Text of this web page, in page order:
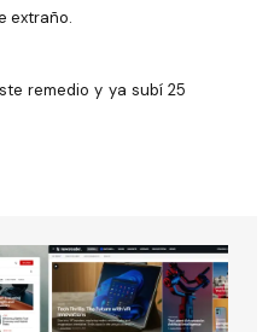
extraño.
remedio y ya subí 25